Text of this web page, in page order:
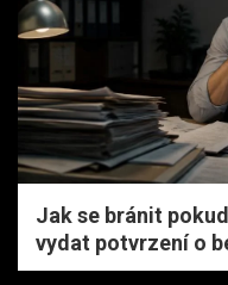
Jak se bránit
vydat potvrzení o